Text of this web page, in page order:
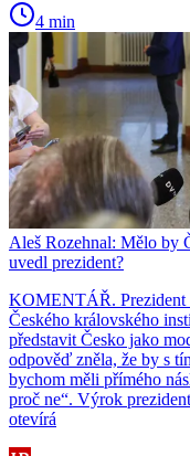
4 min
Aleš Rozehnal: Mělo by
uvedl prezident?
KOMENTÁŘ. Prezident
Českého královského
představit Česko jako
odpověď zněla, že by s
bychom měli přímého
proč ne“. Výrok
otevírá